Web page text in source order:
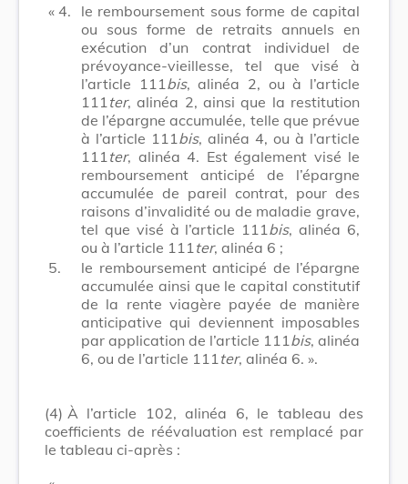
« 4.
le remboursement sous forme de capital
ou sous forme de retraits annuels en
exécution d’un contrat individuel de
prévoyance-vieillesse, tel que visé à
l’article 111 bis, alinéa 2, ou à l’article
111 ter, alinéa 2, ainsi que la restitution
de l’épargne accumulée, telle que prévue
à l’article 111 bis, alinéa 4, ou à l’article
111 ter, alinéa 4. Est également visé le
remboursement anticipé de l’épargne
accumulée de pareil contrat, pour des
raisons d’invalidité ou de maladie grave,
tel que visé à l’article 111 bis, alinéa 6,
ou à l’article 111 ter, alinéa 6 ;
5.
le remboursement anticipé de l’épargne
accumulée ainsi que le capital constitutif
de la rente viagère payée de manière
anticipative qui deviennent imposables
par application de l’article 111 bis, alinéa
6, ou de l’article 111 ter, alinéa 6. ».
(4) À l’article 102, alinéa 6, le tableau des
coefficients de réévaluation est remplacé par
le tableau ci-après :